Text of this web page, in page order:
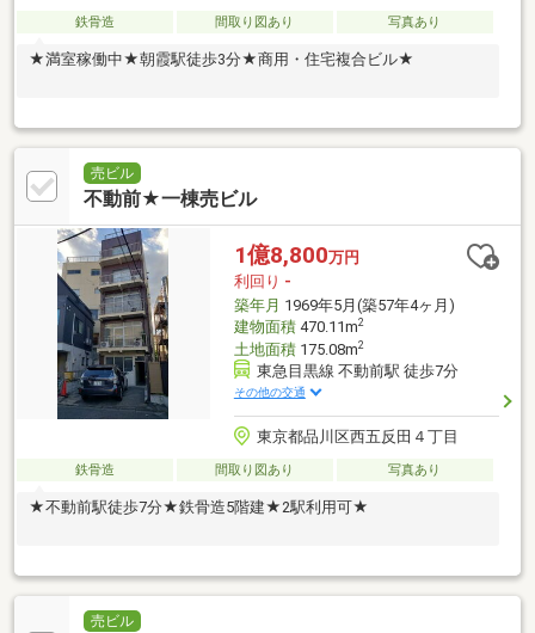
鉄骨造 間取り図あり 写真あり
★満室稼働中★朝霞駅徒歩3分★商用・住宅複合ビル★
売ビル
不動前★一棟売ビル
1億8,800万円
利回り -
築年月 1969年5月(築57年4ヶ月)
建物面積470.11m2
土地面積175.08m2
東急目黒線 不動前駅 徒歩7分
その他の交通
東京都品川区西五反田４丁目
鉄骨造 間取り図あり 写真あり
★不動前駅徒歩7分★鉄骨造5階建★2駅利用可★
売ビル